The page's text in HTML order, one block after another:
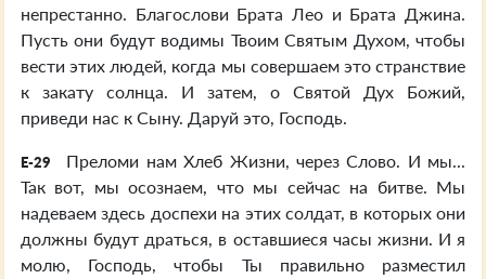
непрестанно. Благослови Брата Лео и Брата Джина.
Пусть они будут водимы Твоим Святым Духом, чтобы
вести этих людей, когда мы совершаем это странствие
к закату солнца. И затем, о Святой Дух Божий,
приведи нас к Сыну. Даруй это, Господь.
E-29
Преломи нам Хлеб Жизни, через Слово. И мы...
Так вот, мы осознаем, что мы сейчас на битве. Мы
надеваем здесь доспехи на этих солдат, в которых они
должны будут драться, в оставшиеся часы жизни. И я
молю, Господь, чтобы Ты правильно разместил